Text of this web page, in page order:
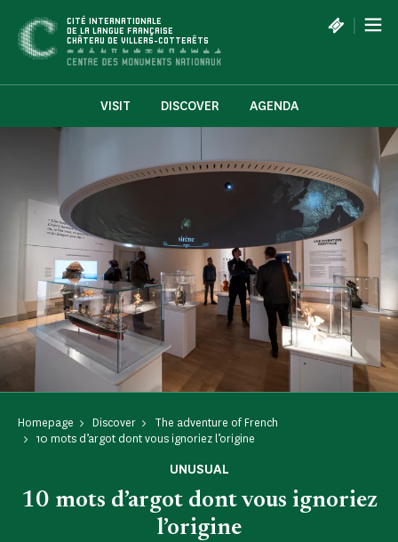
CITÉ INTERNATIONALE
DE LA LANGUE FRANÇAISE
CHÂTEAU DE VILLERS-COTTERÊTS
|
VISIT DISCOVER AGENDA
Homepage Discover
The adventure of French
10 mots d’argot dont vous ignoriez l’origine
UNUSUAL
10 mots d’argot dont vous ignoriez
l’origine